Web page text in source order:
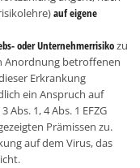
auf eigene
oder Unternehmerrisikozu
Anordnung betroffenen
Erkrankung
ein Anspruch auf
1, 4 Abs. 1 EFZG
Prämissen zu.
auf dem Virus, das